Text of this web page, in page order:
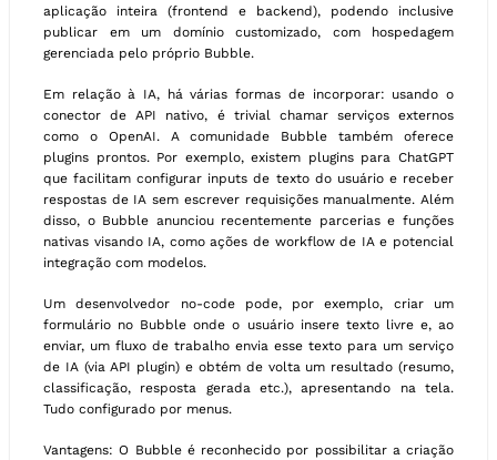
aplicação inteira (frontend e backend), podendo inclusive
publicar em um domínio customizado, com hospedagem
gerenciada pelo próprio Bubble.
Em relação à IA, há várias formas de incorporar: usando o
conector de API nativo, é trivial chamar serviços externos
como o OpenAI. A comunidade Bubble também oferece
plugins prontos. Por exemplo, existem plugins para ChatGPT
que facilitam configurar inputs de texto do usuário e receber
respostas de IA sem escrever requisições manualmente. Além
disso, o Bubble anunciou recentemente parcerias e funções
nativas visando IA, como ações de workflow de IA e potencial
integração com modelos.
Um desenvolvedor no-code pode, por exemplo, criar um
formulário no Bubble onde o usuário insere texto livre e, ao
enviar, um fluxo de trabalho envia esse texto para um serviço
de IA (via API plugin) e obtém de volta um resultado (resumo,
classificação, resposta gerada etc.), apresentando na tela.
Tudo configurado por menus.
Vantagens: O Bubble é reconhecido por possibilitar a criação